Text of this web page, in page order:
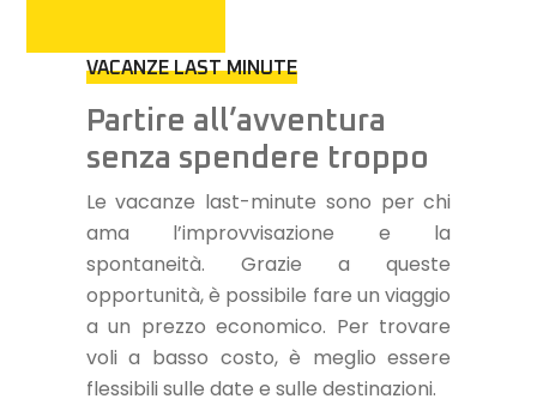
VACANZE LAST MINUTE
Partire all’avventura
senza spendere troppo
Le vacanze last-minute sono per chi
ama l’improvvisazione e la
spontaneità. Grazie a queste
opportunità, è possibile fare un viaggio
a un prezzo economico. Per trovare
voli a basso costo, è meglio essere
flessibili sulle date e sulle destinazioni.